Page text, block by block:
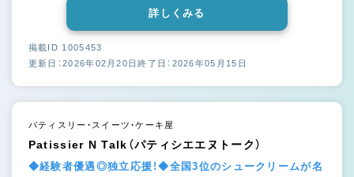
詳しくみる
掲載ID 1005453
更新日：2026年02月20日終了日：2026年05月15日
パティスリー・スイーツ・ケーキ屋
Patissier N Talk（パティシエエヌトーク）
◆経験者優遇◎独立応援！◆全国3位のシュークリームが名